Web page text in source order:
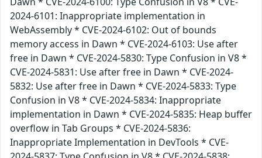
2024-6101: Inappropriate implementation in
WebAssembly * CVE-2024-6102: Out of bounds
memory access in Dawn * CVE-2024-6103: Use after
free in Dawn * CVE-2024-5830: Type Confusion in V8 *
CVE-2024-5831: Use after free in Dawn * CVE-2024-
5832: Use after free in Dawn * CVE-2024-5833: Type
Confusion in V8 * CVE-2024-5834: Inappropriate
implementation in Dawn * CVE-2024-5835: Heap buffer
overflow in Tab Groups * CVE-2024-5836:
Inappropriate Implementation in DevTools * CVE-